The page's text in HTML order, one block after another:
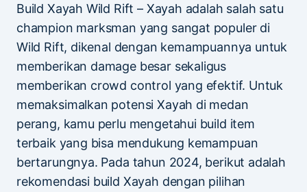
Build Xayah Wild Rift – Xayah adalah salah satu
champion marksman yang sangat populer di
Wild Rift, dikenal dengan kemampuannya untuk
memberikan damage besar sekaligus
memberikan crowd control yang efektif. Untuk
memaksimalkan potensi Xayah di medan
perang, kamu perlu mengetahui build item
terbaik yang bisa mendukung kemampuan
bertarungnya. Pada tahun 2024, berikut adalah
rekomendasi build Xayah dengan pilihan